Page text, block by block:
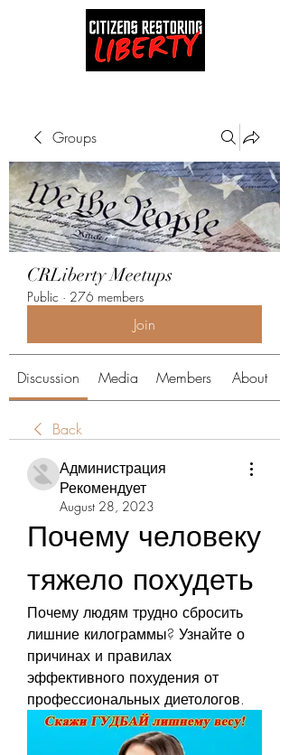
Groups
CRLiberty Meetups
Public · 276 members
Join
Discussion Media Members About
Back
Администрация
Рекомендует
August 28, 2023
Почему человеку
тяжело похудеть
Почему людям трудно сбросить
лишние килограммы? Узнайте о
причинах и правилах
эффективного похудения от
профессиональных диетологов.